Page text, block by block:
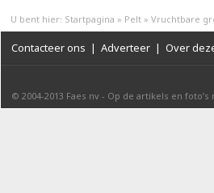
U bent hier: Startpagina » Pelt » Vruchtbare
Contacteer ons | Adverteer | Over
© 2004-2013 Faes nv - Op de artikels en